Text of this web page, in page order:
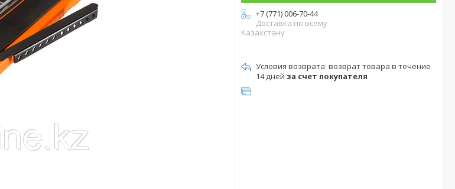
+7 (771) 006-70-44
Доставка по всему
Казахстану
возврат товара в течение
14 дней за счет покупателя